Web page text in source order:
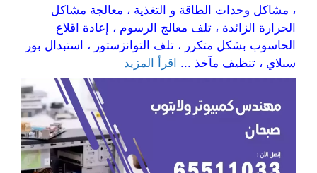
، مشاكل وحدات الطاقة و التغذية ، معالجة مشاكل
الحرارة الزائدة ، تلف معالج الرسوم ، إعادة اقلاع
الحاسوب بشكل متكرر ، تلف التوانزستور ، استبدال بور
سبلاي ، تنظيف مآخذ ... اقرأ المزيد